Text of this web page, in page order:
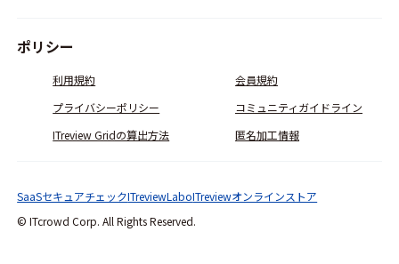
ポリシー
利用規約
会員規約
プライバシーポリシー
コミュニティガイドライン
ITreview Gridの算出方法
匿名加工情報
© ITcrowd Corp. All Rights Reserved.
SaaSセキュアチェックITreviewLaboITreviewオンラインストア